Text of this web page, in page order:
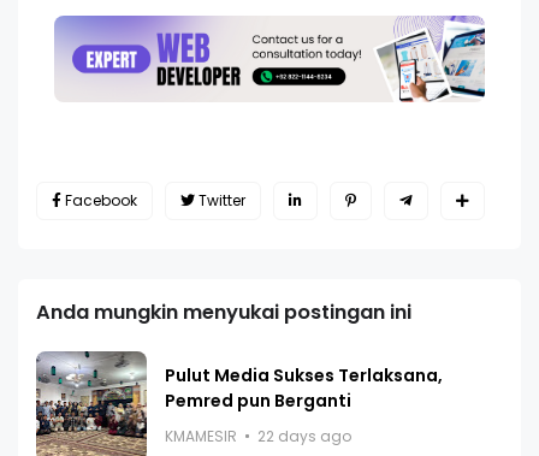
Facebook Twitter
Anda mungkin menyukai postingan ini
Pulut Media Sukses Terlaksana,
Pemred pun Berganti
KMAMESIR 22 days ago